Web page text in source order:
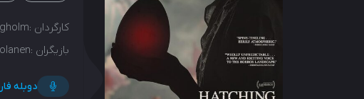
کارگردان :
بازیگران :
دوبله